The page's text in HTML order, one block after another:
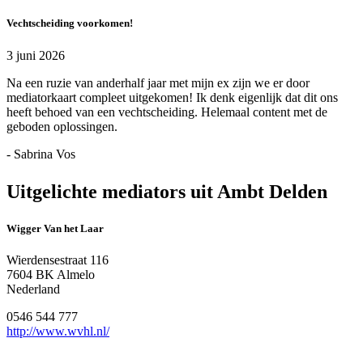
Vechtscheiding voorkomen!
3 juni 2026
Na een ruzie van anderhalf jaar met mijn ex zijn we er door
mediatorkaart compleet uitgekomen! Ik denk eigenlijk dat dit ons
heeft behoed van een vechtscheiding. Helemaal content met de
geboden oplossingen.
- Sabrina Vos
Uitgelichte mediators uit Ambt Delden
Wigger Van het Laar
Wierdensestraat 116
7604 BK Almelo
Nederland
0546 544 777
http://www.wvhl.nl/